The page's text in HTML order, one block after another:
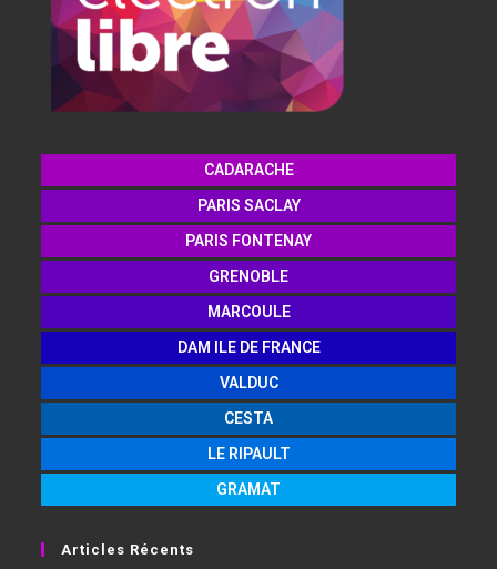
CADARACHE
PARIS SACLAY
PARIS FONTENAY
GRENOBLE
MARCOULE
DAM ILE DE FRANCE
VALDUC
CESTA
LE RIPAULT
GRAMAT
Articles Récents